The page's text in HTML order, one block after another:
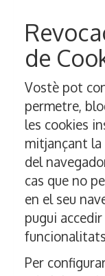
de
Vostè pot
permetre,
les cookies
mitjançant la
del
cas que no
en el seu
pugui
Per